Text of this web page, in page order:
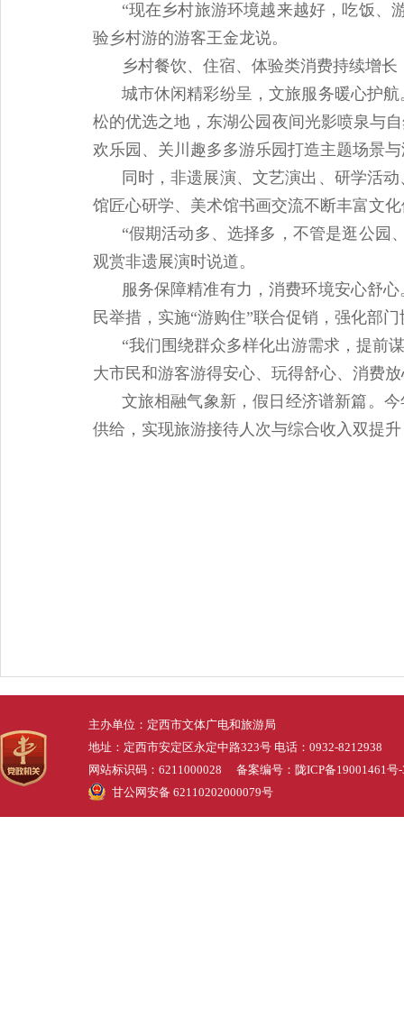
“现在乡村旅游环境越来越好，吃饭、
验乡村游的游客王金龙说。
乡村餐饮、住宿、体验类消费持续增
城市休闲精彩纷呈，文旅服务暖心护
松的优选之地，东湖公园夜间光影喷泉与
欢乐园、关川趣多多游乐园打造主题场景
同时，非遗展演、文艺演出、研学活
馆匠心研学、美术馆书画交流不断丰富文
“假期活动多、选择多，不管是逛公园
观赏非遗展演时说道。
服务保障精准有力，消费环境安心舒
民举措，实施“游购住”联合促销，强化部
“我们围绕群众多样化出游需求，提前
大市民和游客游得安心、玩得舒心、消费
文旅相融气象新，假日经济谱新篇。
供给，实现旅游接待人次与综合收入双提
主办单位：定西市文体广电和旅游局
地址：定西市安定区永定中路323号 电话：0932-8212938
网站标识码：6211000028 备案编号： 陇ICP备19001461号
甘公网安备 62110202000079号